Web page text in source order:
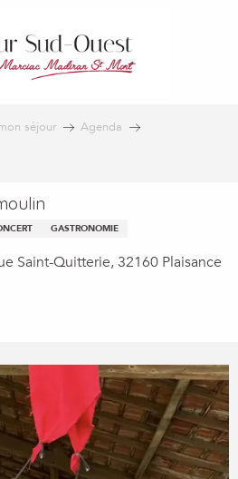
séjour
Agenda
GASTRONOMIE
Saint-Quitterie, 32160 Plaisance